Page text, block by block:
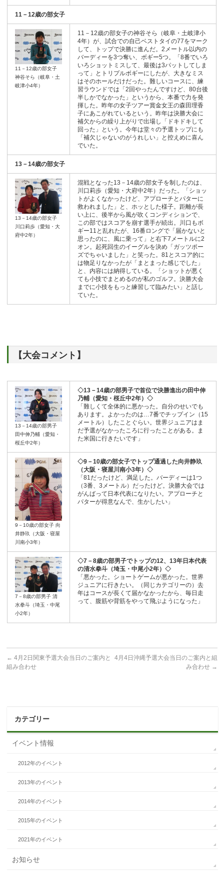
11－12歳の部女子
11－12歳の部女子
神谷そら（岐阜・土
岐津小4年）
11－12歳の部女子の神谷そら（岐阜・土岐津小
4年）が、試合での自己ベストタイの77をマーク
して、トップで決勝に進んだ。2メートル以内の
バーディーを3つ奪い、ボギー5つ。「8番でいろ
いろショットミスして、最後は3パットしてしま
って」とトリプルボギーにしたが、大きなミス
はそのホールだけだった。難しいコースに、練
習ラウンドでは「2回やったんですけど、80台後
半しかでなかった」というから、本番で力を発
揮した。昨年の女子ツアー賞金女王の森田理香
子にあこがれているという。昨年は決勝大会に
補欠からの繰り上がりで出場し「ドキドキして
回った」という。今年は堂々の予選トップにも
「補欠じゃないのがうれしい」と控えめに喜ん
でいた。
13－14歳の部女子
13－14歳の部女子
川口莉歩（愛知・大
府中2年）
混戦となった13－14歳の部女子を制したのは、
川口莉歩（愛知・大府中2年）だった。「ショッ
トがよくなかったけど、アプローチとパターに
救われました」と、ホッとした様子。距離が長
い上に、後半から風が吹くコンディションで、
この部ではスコアを崩す選手が続出。川口もボ
ギー11と乱れたが、16番ロングで「届かないと
思ったのに、風に乗って」と右下7メートルに2
オン。起死回生のイーグルを決め「ガッツポー
ズでちゃいました」と笑った。81とスコア的に
は物足りなかったが「まとまった感じでした」
と、内容には納得している。「ショットが悪く
ても小技でまとめるのが私のゴルフ。決勝大会
までに小技をもっと練習して臨みたい」と話し
ていた。
【大会コメント】
13－14歳の部男子
田中伸乃輔（愛知・
桜丘中2年）
◇13－14歳の部男子で首位で決勝進出の田中伸
乃輔（愛知・桜丘中2年）◇
「難しくて全体的に悪かった。自分のせいでも
あります。よかったのは…7番でチップイン（15
メートル）したことぐらい。世界ジュニアはま
だ予選がなかったころに行ったことがある。ま
た米国に行きたいです」
9－10歳の部女子 向
井静玖（大阪・寝屋
川南小3年）
◇9－10歳の部女子でトップ通過した向井静玖
（大阪・寝屋川南小3年）◇
「81だったけど、満足した。バーディーは1つ
（3番、3メートル）だったけど。決勝大会では
がんばって日本代表になりたい。アプローチと
パターが得意なんで、生かしたい」
7－8歳の部男子 清
水拳斗（埼玉・中尾
小2年）
◇7－8歳の部男子でトップの12、13年日本代表
の清水拳斗（埼玉・中尾小2年）◇
「悪かった。ショートゲームが悪かった。世界
ジュニアに行きたい。（同じカテゴリーの）去
年はコースが長くて届かなかったから、毎日走
って、腹筋や背筋をやって飛ぶようになった」
← 4月2日関東予選大会当日のご案内と
組み合わせ
4月4日沖縄予選大会当日のご案内と組
み合わせ →
カテゴリー
イベント情報
2012年のイベント
2013年のイベント
2014年のイベント
2015年のイベント
2021年のイベント
お知らせ